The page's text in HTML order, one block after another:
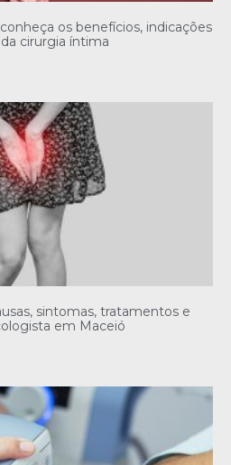
os benefícios, indicações
cirurgia íntima
sintomas, tratamentos e
em Maceió